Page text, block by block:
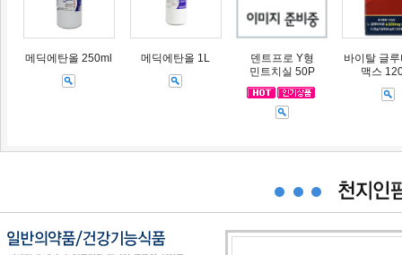
메딕에탄올 250ml 메딕에탄올 1L
덴트프로 Y형
민트치실 50P
바이탈 글
맥스